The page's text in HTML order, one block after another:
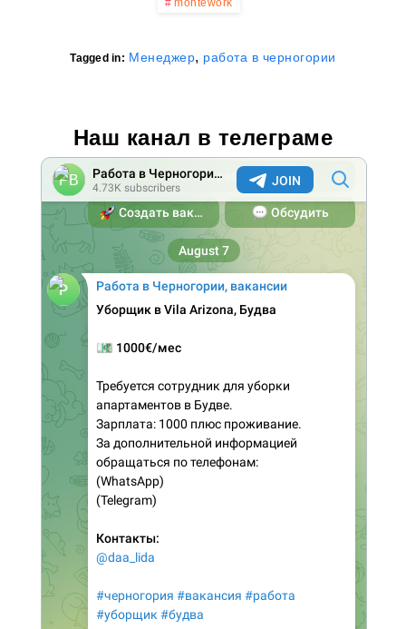
Tagged in: Менеджер, работа в черногории
Наш канал в телеграме